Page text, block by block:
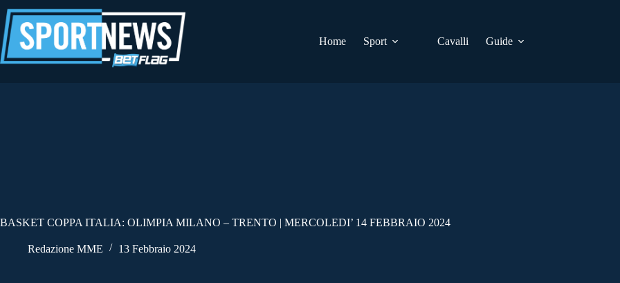
al
contenuto
Home
Sport Cavalli Guide
BASKET COPPA ITALIA: OLIMPIA MILANO – TRENTO | MERCOLEDI’ 14 FEBBRAIO 2024
Redazione MME 13 Febbraio 2024